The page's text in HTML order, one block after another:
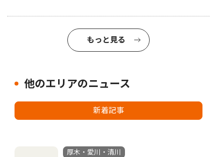
もっと見る
他のエリアのニュース
新着記事
厚木・愛川・清川